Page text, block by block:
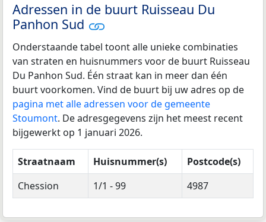
Adressen in de buurt Ruisseau Du
Panhon Sud
Onderstaande tabel toont alle unieke combinaties
van straten en huisnummers voor de buurt Ruisseau
Du Panhon Sud. Één straat kan in meer dan één
buurt voorkomen. Vind de buurt bij uw adres op de
pagina met alle adressen voor de gemeente
Stoumont. De adresgegevens zijn het meest recent
bijgewerkt op 1 januari 2026.
Straatnaam Huisnummer(s)
Postcode(s)
Chession
1/1 - 99 4987